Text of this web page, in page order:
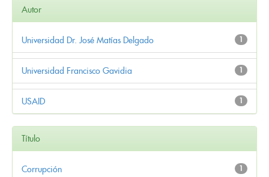
Autor
1
Universidad Dr. José Matías Delgado
1
Universidad Francisco Gavidia
1
USAID
Título
1
Corrupción